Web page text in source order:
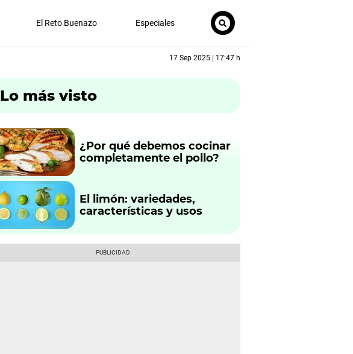
El Reto Buenazo Especiales
17 Sep 2025 | 17:47 h
Lo más visto
¿Por qué debemos cocinar
completamente el pollo?
El limón: variedades,
características y usos